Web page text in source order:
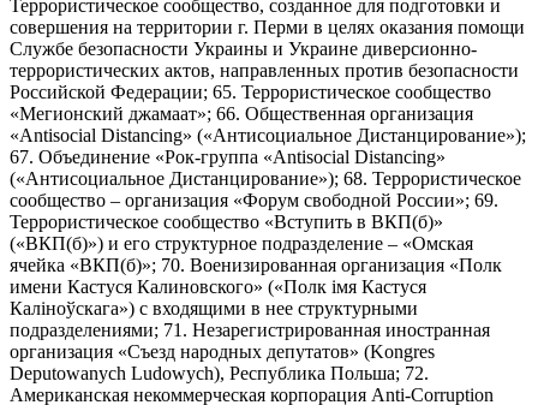
Террористическое сообщество, созданное для подготовки и
совершения на территории г. Перми в целях оказания помощи
Службе безопасности Украины и Украине диверсионно-
террористических актов, направленных против безопасности
Российской Федерации; 65. Террористическое сообщество
«Мегионский джамаат»; 66. Общественная организация
«Antisocial Distancing» («Антисоциальное Дистанцирование»);
67. Объединение «Рок-группа «Antisocial Distancing»
(«Антисоциальное Дистанцирование»); 68. Террористическое
сообщество – организация «Форум свободной России»; 69.
Террористическое сообщество «Вступить в ВКП(б)»
(«ВКП(б)») и его структурное подразделение – «Омская
ячейка «ВКП(б)»; 70. Военизированная организация «Полк
имени Кастуся Калиновского» («Полк iмя Кастуся
Калiноўскага») с входящими в нее структурными
подразделениями; 71. Незарегистрированная иностранная
организация «Съезд народных депутатов» (Kongres
Deputowanych Ludowych), Республика Польша; 72.
Американская некоммерческая корпорация Anti-Corruption